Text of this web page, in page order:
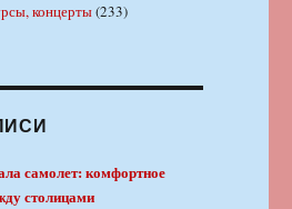
концерты(233)
самолет: комфортное
столицами